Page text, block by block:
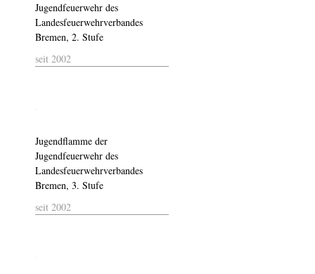
Jugendfeuerwehr des
Landesfeuerwehrverbandes
Bremen, 2. Stufe
seit 2002
Jugendflamme der
Jugendfeuerwehr des
Landesfeuerwehrverbandes
Bremen, 3. Stufe
seit 2002